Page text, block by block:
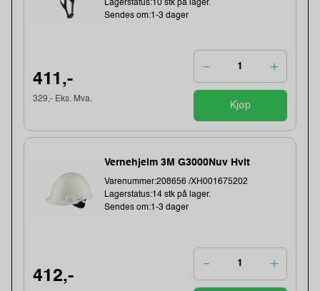
Lagerstatus:10 stk på lager.
Sendes om:1-3 dager
411,-
329,- Eks. Mva.
Kjøp
Vernehjelm 3M G3000Nuv Hvit
Varenummer:208656 /XH001675202
Lagerstatus:14 stk på lager.
Sendes om:1-3 dager
412,-